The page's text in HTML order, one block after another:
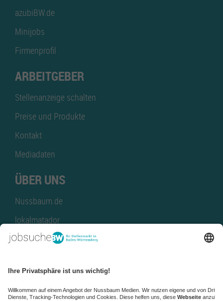
azubiBW.de
Minijobs
Firmenprofil
ARBEITGEBER
Stellenanzeige schalten
Preise und Produkte
Kontakt
Mediadaten
ÜBER UNS
Nussbaum.de
lokalmatador
kaufinBW
NussbaumID
Nussbaum Medien